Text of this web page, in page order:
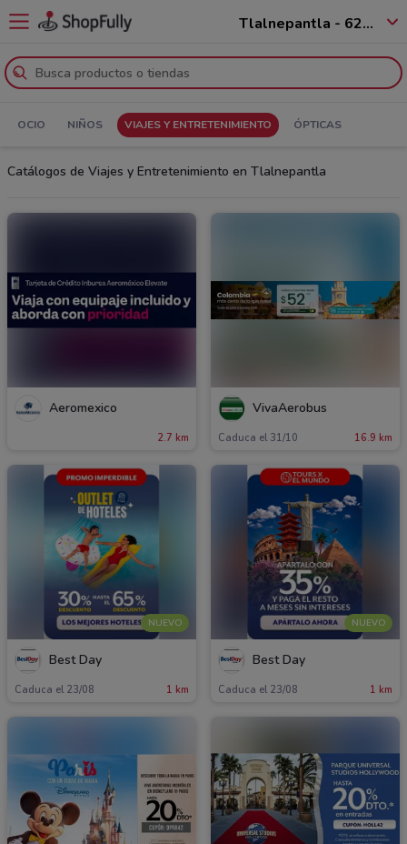
Tlalnepantla - 62536
OCIO NIÑOS VIAJES Y ENTRETENIMIENTO ÓPTICAS
Catálogos de Viajes y Entretenimiento en Tlalnepantla
Aeromexico
2.7 km
VivaAerobus
Caduca el 31/10 16.9 km
NUEVO
Best Day
Caduca el 23/08 1 km
NUEVO
Best Day
Caduca el 23/08 1 km